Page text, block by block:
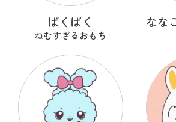
ばくぱく
ねむすぎるおもち